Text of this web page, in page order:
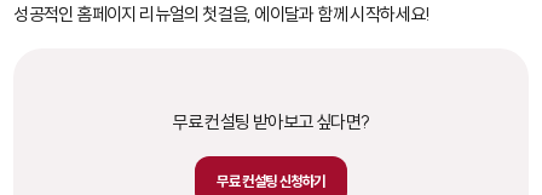
성공적인 홈페이지 리뉴얼의 첫걸음, 에이달과 함께 시작하세요!
무료 컨설팅 받아보고 싶다면?
무료 컨설팅 신청하기